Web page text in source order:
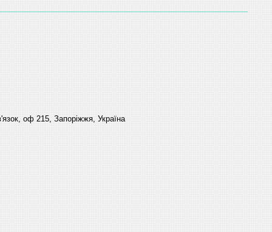
оф 215, Запоріжжя, Україна